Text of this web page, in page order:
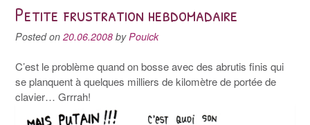
Petite frustration hebdomadaire
Posted on 20.06.2008 byPouick
C’est le problème quand on bosse avec des abrutis finis qui
se planquent à quelques milliers de kilomètre de portée de
clavier… Grrrah!